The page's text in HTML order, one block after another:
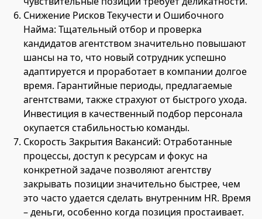
Снижение Рисков Текучести и Ошибочного
Найма: Тщательный отбор и проверка
кандидатов агентством значительно повышают
шансы на то, что новый сотрудник успешно
адаптируется и проработает в компании долгое
время. Гарантийные периоды, предлагаемые
агентствами, также страхуют от быстрого ухода.
Инвестиция в качественный подбор персонала
окупается стабильностью команды.
Скорость Закрытия Вакансий: Отработанные
процессы, доступ к ресурсам и фокус на
конкретной задаче позволяют агентству
закрывать позиции значительно быстрее, чем
это часто удается сделать внутренним HR. Время
– деньги, особенно когда позиция простаивает.